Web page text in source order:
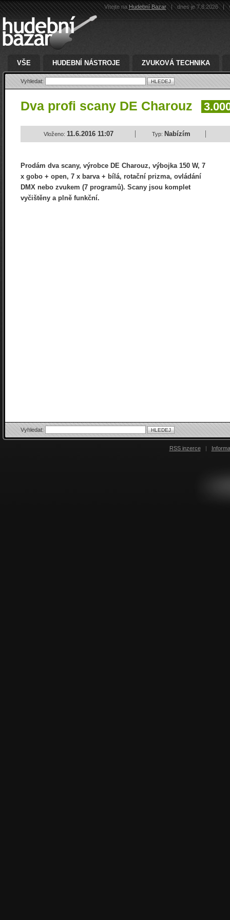
Vítejte naHudební Bazar | dnes je 7.8.2026 |
VŠE HUDEBNÍ NÁSTROJE ZVUKOVÁ TECHNIKA
Vyhledat:
Dva profi scany DE Charouz
Vloženo: 11.6.2016 11:07 Typ: Nabízím
Prodám dva scany, výrobce DE Charouz, výbojka 150 W, 7
x gobo + open, 7 x barva + bílá, rotační prizma, ovládání
DMX nebo zvukem (7 programů). Scany jsou komplet
vyčištěny a plně funkční.
Vyhledat:
RSS inzerce |